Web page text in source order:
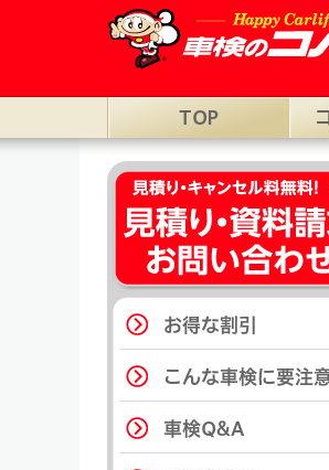
須坂市の車検ならコバック須
TOP
お得な割引
こんな車検に要注
車検Q&A